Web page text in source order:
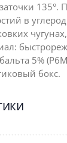
135°.
в
5%
бокс.